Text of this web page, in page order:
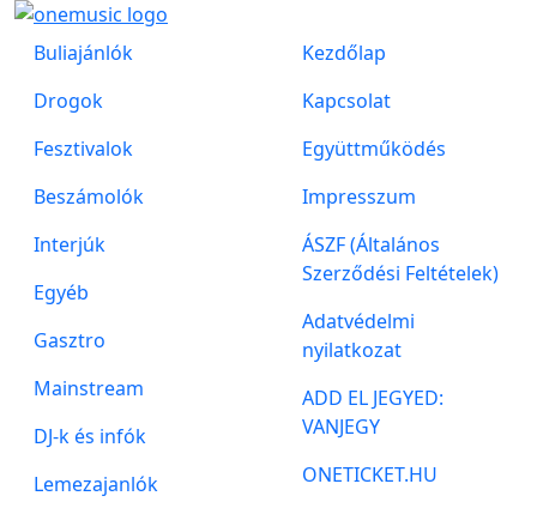
Buliajánlók
Drogok
Fesztivalok
Beszámolók
Interjúk
Egyéb
Gasztro
Mainstream
DJ-k és infók
Lemezajanlók
Kezdőlap
Kapcsolat
Együttműködés
Impresszum
ÁSZF (Általános
Szerződési Feltételek)
Adatvédelmi
nyilatkozat
ADD EL JEGYED:
VANJEGY
ONETICKET.HU